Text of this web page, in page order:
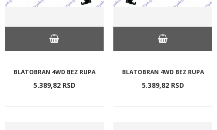
BLATOBRAN 4WD BEZ RUPA
5.389,82 RSD
BLATOBRAN 4WD BEZ RUPA
5.389,82 RSD